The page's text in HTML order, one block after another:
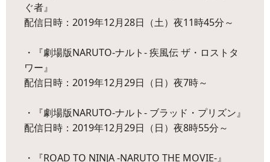
ぐ者』
配信日時：2019年12月28日（土）夜11時45分～
・『劇場版NARUTO-ナルト- 疾風伝 ザ・ロストタ
ワー』
配信日時：2019年12月29日（日）夜7時～
・『劇場版NARUTO-ナルト- ブラッド・プリズン』
配信日時：2019年12月29日（日）夜8時55分～
・『ROAD TO NINJA -NARUTO THE MOVIE-』